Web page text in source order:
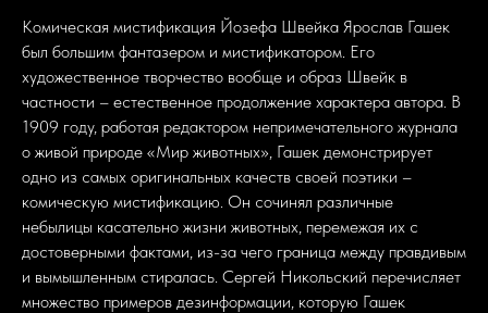
Комическая мистификация Йозефа Швейка Ярослав Гашек
был большим фантазером и мистификатором. Его
художественное творчество вообще и образ Швейк в
частности – естественное продолжение характера автора. В
1909 году, работая редактором непримечательного журнала
о живой природе «Мир животных», Гашек демонстрирует
одно из самых оригинальных качеств своей поэтики –
комическую мистификацию. Он сочинял различные
небылицы касательно жизни животных, перемежая их с
достоверными фактами, из-за чего граница между правдивым
и вымышленным стиралась. Сергей Никольский перечисляет
множество примеров дезинформации, которую Гашек